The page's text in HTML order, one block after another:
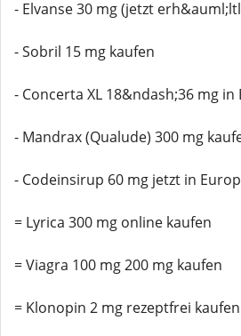
- Elvanse 30 mg (jetzt
- Sobril 15 mg kaufen
- Concerta XL 18&ndash;36 mg
- Mandrax (Qualude) 300 mg
- Codeinsirup 60 mg jetzt in
= Lyrica 300 mg online kaufen
= Viagra 100 mg 200 mg kaufen
= Klonopin 2 mg rezeptfrei kaufen